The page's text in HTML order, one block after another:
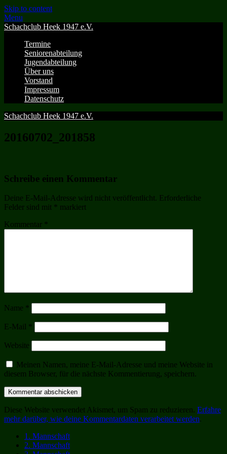
Skip to content
Menu
Schachclub Heek 1947 e.V.
Termine
Seniorenabteilung
Jugendabteilung
Über uns
Vorstand
Impressum
Datenschutz
Schachclub Heek 1947 e.V.
20160702_201858
Schreibe einen Kommentar
Deine E-Mail-Adresse wird nicht veröffentlicht. Erforderliche
Felder sind mit * markiert
Kommentar *
Name *
E-Mail *
Website
Meinen Namen, meine E-Mail-Adresse und meine Website in
diesem Browser, für die nächste Kommentierung, speichern.
Diese Website verwendet Akismet, um Spam zu reduzieren. Erfahre
mehr darüber, wie deine Kommentardaten verarbeitet werden.
1. Mannschaft
2. Mannschaft